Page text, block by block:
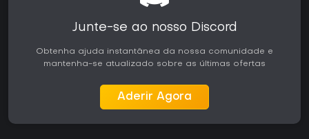
Junte-se ao nosso Discord
Obtenha ajuda instantânea da nossa comunidade e
mantenha-se atualizado sobre as últimas ofertas
Aderir Agora